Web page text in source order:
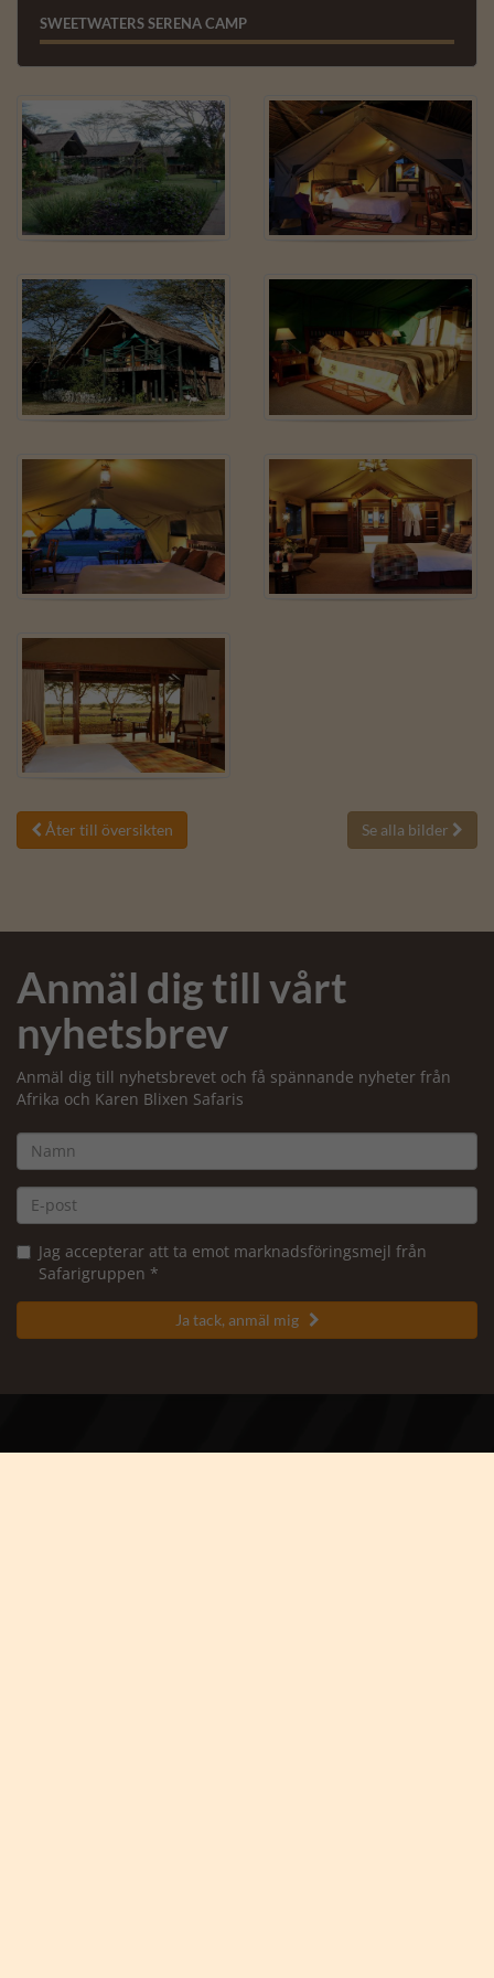
SWEETWATERS SERENA CAMP
 Åter till översikten Se alla bilder 
Anmäl dig till vårt
nyhetsbrev
Anmäl dig till nyhetsbrevet och få spännande nyheter från
Afrika och Karen Blixen Safaris
Jag accepterar att ta emot marknadsföringsmejl från
Safarigruppen *
Ja tack, anmäl mig 